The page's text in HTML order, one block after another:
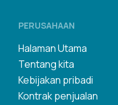
PERUSAHAAN
Halaman Utama
Tentang kita
Kebijakan pribadi
Kontrak penjualan